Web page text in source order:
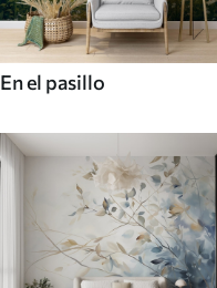
En el pasillo